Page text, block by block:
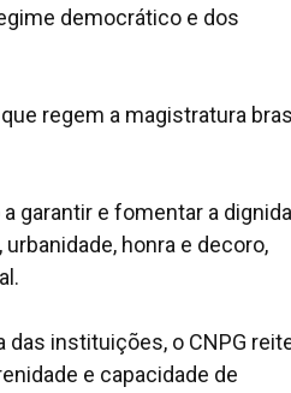
democrático e dos
regem a magistratura
garantir e fomentar a
honra e decoro,
instituições, o CNPG
e capacidade de